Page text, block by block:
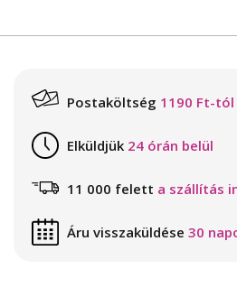
Postaköltség 1190 Ft-tól
Elküldjük 24 órán belül
11 000 felett a szállítás
Áru visszaküldése 30